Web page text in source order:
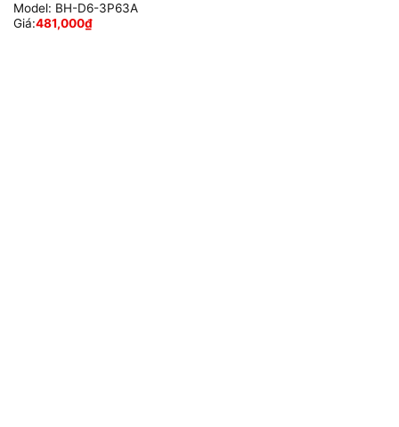
Model: BH-D6-3P63A
Giá:481,000₫